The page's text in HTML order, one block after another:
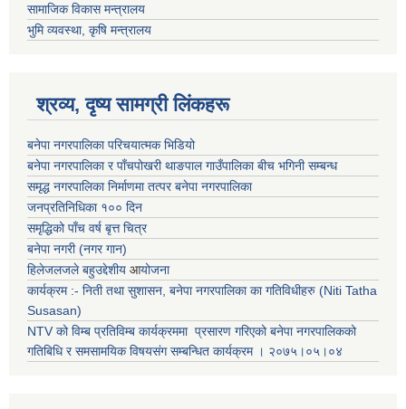
सामाजिक विकास मन्त्रालय
भुमि व्यवस्था, कृषि मन्त्रालय
श्रव्य, दृष्य सामग्री लिंकहरू
बनेपा नगरपालिका परिचयात्मक भिडियो
बनेपा नगरपालिका र पाँचपोखरी थाङपाल गाउँपालिका बीच भगिनी सम्बन्ध
समृद्ध नगरपालिका निर्माणमा तत्पर बनेपा नगरपालिका
जनप्रतिनिधिका १०० दिन
समृद्धिको पाँच वर्ष बृत्त चित्र
बनेपा नगरी (नगर गान)
हिलेजलजले बहुउद्देशीय आयोजना
कार्यक्रम :- निती तथा सुशासन, बनेपा नगरपालिका का गतिविधीहरु (Niti Tatha
Susasan)
NTV को विम्ब प्रतिविम्ब कार्यक्रममा प्रसारण गरिएकोबनेपा नगरपालिकको
गतिबिधि र समसामयिक विषयसंग सम्बन्धित कार्यक्रम । २०७५।०५।०४